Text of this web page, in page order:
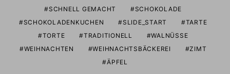
SCHNELL GEMACHT
SCHOKOLADE
SCHOKOLADENKUCHEN
SLIDE_START
TARTE
TORTE
TRADITIONELL
WALNÜSSE
WEIHNACHTEN
WEIHNACHTSBÄCKEREI
ZIMT
ÄPFEL